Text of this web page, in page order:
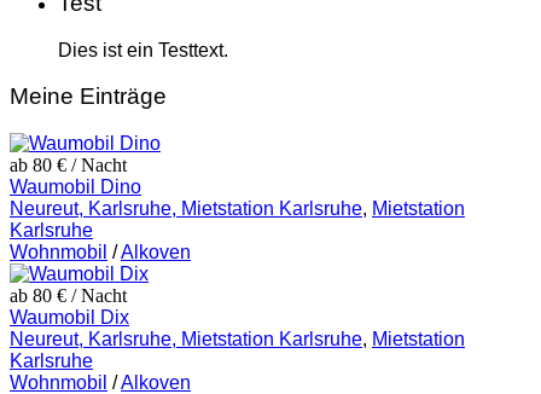
Dies ist ein Testtext.
Meine Einträge
ab 80 € / Nacht
Waumobil Dino
Neureut, Karlsruhe, Mietstation Karlsruhe, Mietstation
Karlsruhe
Wohnmobil /Alkoven
ab 80 € / Nacht
Waumobil Dix
Neureut, Karlsruhe, Mietstation Karlsruhe, Mietstation
Karlsruhe
Wohnmobil /Alkoven